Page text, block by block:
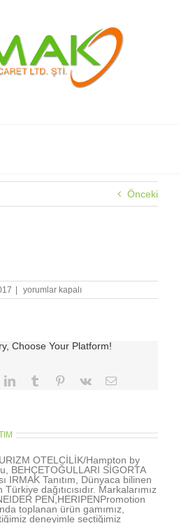
Önceki
IMG_7776
için
yorumlar kapalı
Choose Your Platform!
LinkedInTumblr Pinterest
Vk
E-
OTELCİLİK/Hampton by
BEHÇETOĞULLARI SİGORTA
IRMAK Tanıtım, Dünyaca bilinen
dağıtıcısıdır. Markalarımız
PEN,HERIPENPromotion
toplanan ürün gamımız,
deneyimle seçtiğimiz